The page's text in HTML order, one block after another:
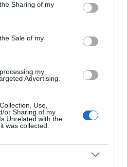
usage behaviour. You may click to
and its third-party tags to
purposes in below Google
Sharing of my
Sale of my
my
Advertising.
Use,
or Sharing of my
Unrelated with the
was collected.
a keretet
azt javasolta,
év védelmi
hanem 115 milliárd
Walla szerint az IDF, a
és a Nemzetbiztonsági
mutatkozott erre a
eközben a Közel-
országa jelentősen